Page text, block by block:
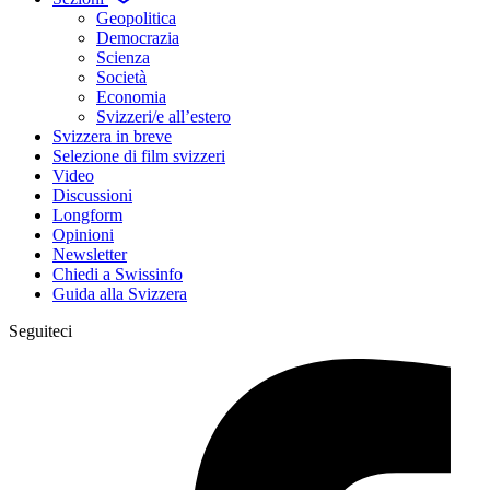
Geopolitica
Democrazia
Scienza
Società
Economia
Svizzeri/e all’estero
Svizzera in breve
Selezione di film svizzeri
Video
Discussioni
Longform
Opinioni
Newsletter
Chiedi a Swissinfo
Guida alla Svizzera
Seguiteci